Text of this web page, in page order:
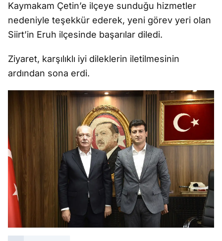
Kaymakam Çetin’e ilçeye sunduğu hizmetler
nedeniyle teşekkür ederek, yeni görev yeri olan
Siirt’in Eruh ilçesinde başarılar diledi.
Ziyaret, karşılıklı iyi dileklerin iletilmesinin
ardından sona erdi.